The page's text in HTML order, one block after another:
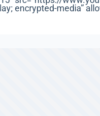
encrypted-media”